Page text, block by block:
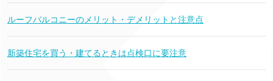
ルーフバルコニーのメリット・デメリットと注意点
新築住宅を買う・建てるときは点検口に要注意